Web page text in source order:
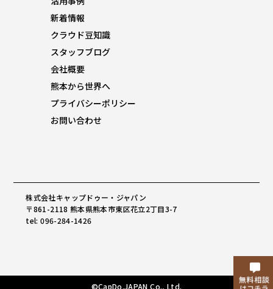
新着情報
クラウド豆知識
スタッフブログ
会社概要
熊本から世界へ
プライバシーポリシー
お問い合わせ
株式会社キャップドゥー・ジャパン
〒861-2118 熊本県熊本市東区花立2丁目3-7
tel: 096-284-1426
©CapDo.JAPAN Co., Ltd.